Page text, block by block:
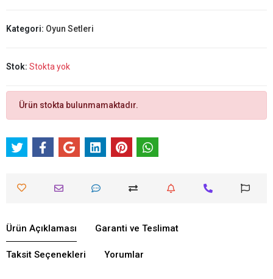
Kategori: Oyun Setleri
Stok: Stokta yok
Ürün stokta bulunmamaktadır.
Ürün Açıklaması Garanti ve Teslimat
Taksit Seçenekleri Yorumlar